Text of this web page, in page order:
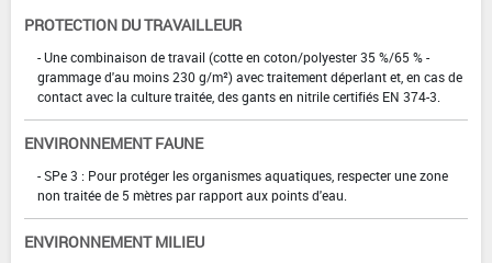
PROTECTION DU TRAVAILLEUR
- Une combinaison de travail (cotte en coton/polyester 35 %/65 % -
grammage d'au moins 230 g/m²) avec traitement déperlant et, en cas de
contact avec la culture traitée, des gants en nitrile certifiés EN 374-3.
ENVIRONNEMENT FAUNE
- SPe 3 : Pour protéger les organismes aquatiques, respecter une zone
non traitée de 5 mètres par rapport aux points d'eau.
ENVIRONNEMENT MILIEU